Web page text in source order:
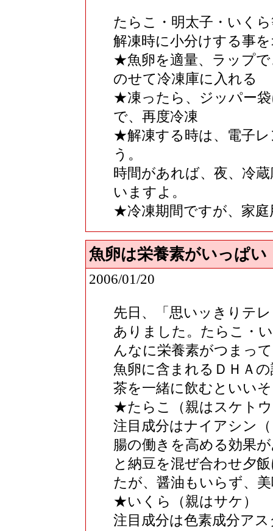
たらこ・明太子・いく
解凍時に小分けする事
★魚卵を適量、ラップ
のせて冷凍庫に入れる
★凍ったら、ジッパー
で、再度冷凍
★解凍する時は、電子
う。
時間があれば、夜、冷
いますよ。
★冷凍期間ですが、家庭
魚卵は栄養素がいっぱい
2006/01/20
先日、「思いッきりテ
ありました。たらこ・
んなに栄養素がつまっ
魚卵に含まれるＤＨＡ
茶を一緒に飲むといい
★たらこ（親はスケト
注目成分はナイアシン
腸の働きを高める効果
と納豆を混ぜ合わせ夕
たが、醤油もいらず、
★いくら（親はサケ）
注目成分は色素成分ア